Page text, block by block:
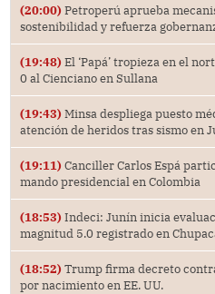
(20:00) Petroperú aprueba
sostenibilidad y refuerza
(19:48) El ‘Papá’ tropieza en el
0 al Cienciano en Sullana
(19:43) Minsa despliega puesto
atención de heridos tras sismo en
(19:11) Canciller Carlos Espá
mando presidencial en Colombia
(18:53) Indeci: Junín inicia
magnitud 5.0 registrado en
(18:52) Trump firma decreto
por nacimiento en EE. UU.